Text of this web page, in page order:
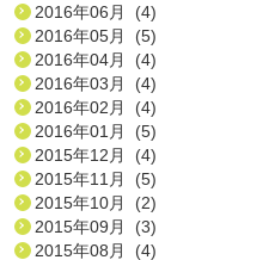
2016年06月 (4)
2016年05月 (5)
2016年04月 (4)
2016年03月 (4)
2016年02月 (4)
2016年01月 (5)
2015年12月 (4)
2015年11月 (5)
2015年10月 (2)
2015年09月 (3)
2015年08月 (4)